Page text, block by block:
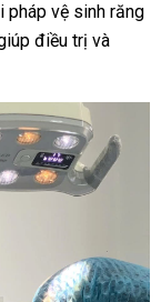
pháp vệ sinh răng
điều trị và